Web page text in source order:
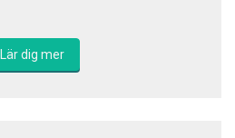
Lär dig mer